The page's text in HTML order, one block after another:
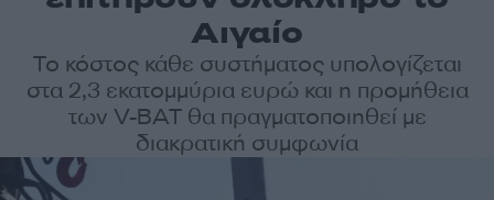
Αιγαίο
Το κόστος κάθε συστήματος υπολογίζεται
στα 2,3 εκατομμύρια ευρώ και η προμήθεια
των V-BAT θα πραγματοποιηθεί με
διακρατική συμφωνία